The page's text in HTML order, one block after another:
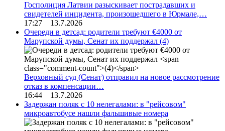
Госполиция Латвии разыскивает пострадавших и
свидетелей инцидента, произошедшего в Юрмале,…
17:27 13.7.2026
Очереди в детсад: родители требуют €4000 от
Марупской думы, Сенат их поддержал (4)
Верховный суд (Сенат) отправил на новое рассмотрение
отказ в компенсации…
16:44 13.7.2026
Задержан поляк с 10 нелегалами: в "рейсовом"
микроавтобусе нашли фальшивые номера